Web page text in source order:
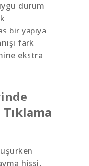
durum
bir yapıya
fark
ekstra
hissi,